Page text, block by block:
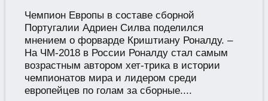
Чемпион Европы в составе сборной
Португалии Адриен Силва поделился
мнением о форварде Криштиану Роналду. –
На ЧМ-2018 в России Роналду стал самым
возрастным автором хет-трика в истории
чемпионатов мира и лидером среди
европейцев по голам за сборные....